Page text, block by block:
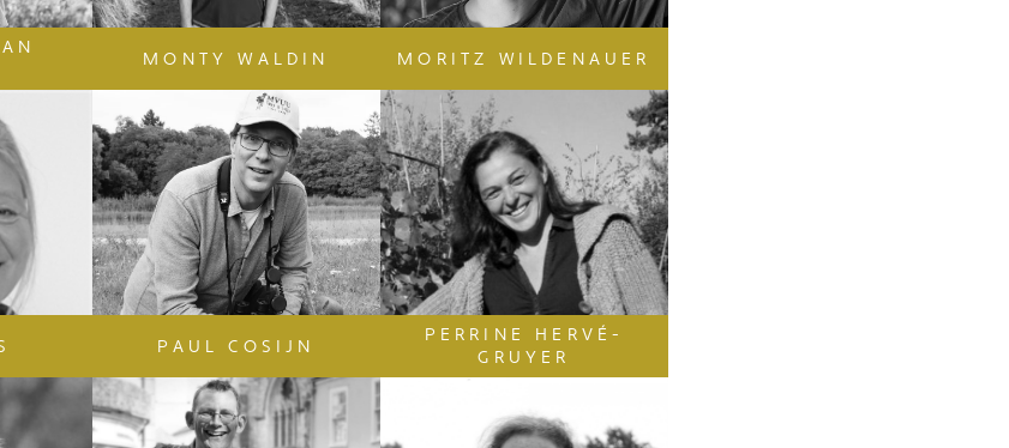
MONTY WALDIN MORITZ WILDENAUER
PAUL COSIJN
PERRINE HERVÉ-
GRUYER